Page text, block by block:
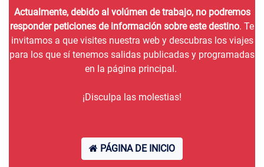
Actualmente, debido al volúmen de trabajo, no podremos
responder peticiones de información sobre este destino. Te
invitamos a que visites nuestra web y descubras los viajes
para los que sí tenemos salidas publicadas y programadas
en la página principal.
¡Disculpa las molestias!
PÁGINA DE INICIO